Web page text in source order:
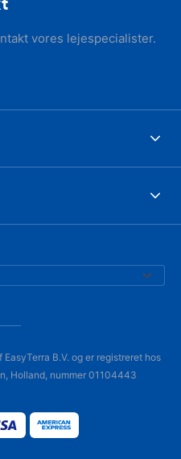
vores lejespecialister.
B.V. og er registreret hos
Holland, nummer 01104443